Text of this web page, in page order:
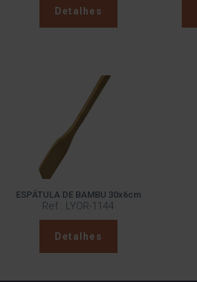
Detalhes
ESPÁTULA DE BAMBU 30x6cm
Ref.: LYOR-1144
Detalhes